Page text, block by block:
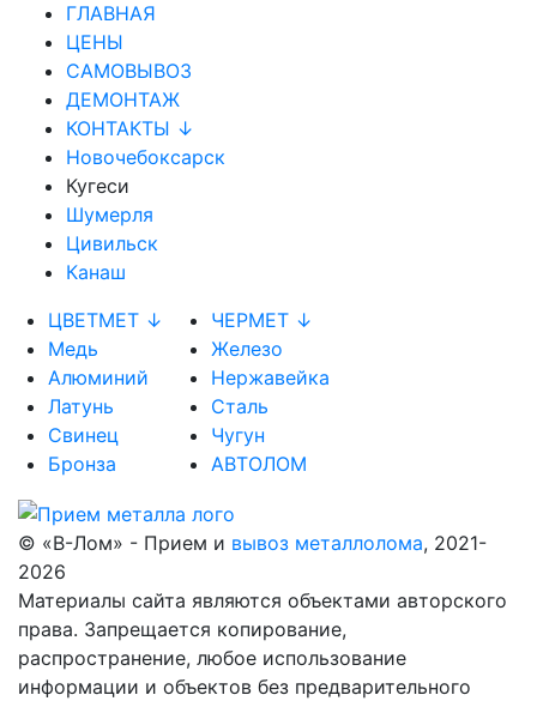
ГЛАВНАЯ
ЦЕНЫ
САМОВЫВОЗ
ДЕМОНТАЖ
КОНТАКТЫ ↓
Новочебоксарск
Кугеси
Шумерля
Цивильск
Канаш
ЦВЕТМЕТ ↓
Медь
Алюминий
Латунь
Свинец
Бронза
ЧЕРМЕТ ↓
Железо
Нержавейка
Сталь
Чугун
АВТОЛОМ
© «В-Лом» - Прием и вывоз металлолома, 2021-
2026
Материалы сайта являются объектами авторского
права. Запрещается копирование,
распространение, любое использование
информации и объектов без предварительного